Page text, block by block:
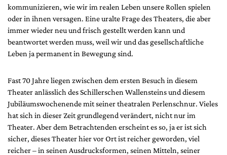
kommunizieren, wie wir im realen Leben unsere Rollen spielen
oder in ihnen versagen. Eine uralte Frage des Theaters, die aber
immer wieder neu und frisch gestellt werden kann und
beantwortet werden muss, weil wir und das gesellschaftliche
Leben ja permanent in Bewegung sind.
Fast 70 Jahre liegen zwischen dem ersten Besuch in diesem
Theater anlässlich des Schillerschen Wallensteins und diesem
Jubiläumswochenende mit seiner theatralen Perlenschnur. Vieles
hat sich in dieser Zeit grundlegend verändert, nicht nur im
Theater. Aber dem Betrachtenden erscheint es so, ja er ist sich
sicher, dieses Theater hier vor Ort ist reicher geworden, viel
reicher – in seinen Ausdrucksformen, seinen Mitteln, seiner